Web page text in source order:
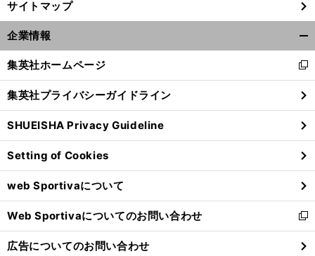
前
サイトマップ
企業情報
閉
る
集英社ホームページ
新
し
い
ウ
ィ
ン
ド
ウ
で
開
く
集英社プライバシーガイドライン
SHUEISHA Privacy Guideline
Setting of Cookies
web Sportivaについて
Web Sportivaについてのお問い合わせ
新
し
い
広告についてのお問い合わせ